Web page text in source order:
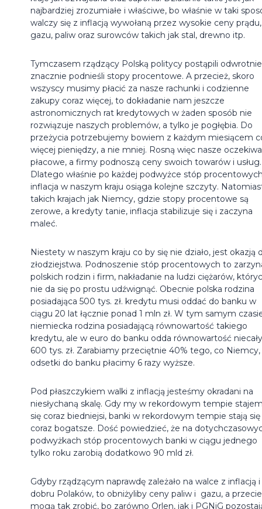
najbardziej zrozumiałe i właściwe, bo właśnie w taki
walczy się z inflacją wywołaną przez wysokie ceny prądu,
gazu, paliw oraz surowców takich jak stal, drewno itp.
Tymczasem rządzący Polską politycy postąpili
znacznie podnieśli stopy procentowe. A przecież, skoro
wszyscy musimy płacić za nasze rachunki i codzienne
zakupy coraz więcej, to dokładanie nam jeszcze
astronomicznych rat kredytowych w żaden sposób nie
rozwiązuje naszych problemów, a tylko je pogłębia. Do
przeżycia potrzebujemy bowiem z każdym miesiącem
więcej pieniędzy, a nie mniej. Rosną więc nasze
płacowe, a firmy podnoszą ceny swoich towarów i usług.
Dlatego właśnie po każdej podwyżce stóp
inflacja w naszym kraju osiąga kolejne szczyty.
takich krajach jak Niemcy, gdzie stopy procentowe są
zerowe, a kredyty tanie, inflacja stabilizuje się i zaczyna
maleć.
Niestety w naszym kraju co by się nie działo, jest okazją
złodziejstwa. Podnoszenie stóp procentowych to
polskich rodzin i firm, nakładanie na ludzi ciężarów,
nie da się po prostu udźwignąć. Obecnie polska rodzina
posiadająca 500 tys. zł. kredytu musi oddać do banku w
ciągu 20 lat łącznie ponad 1 mln zł. W tym samym
niemiecka rodzina posiadającą równowartość takiego
kredytu, ale w euro do banku odda równowartość
600 tys. zł. Zarabiamy przeciętnie 40% tego, co Niemcy,
odsetki do banku płacimy 6 razy wyższe.
Pod płaszczykiem walki z inflacją jesteśmy okradani na
niesłychaną skalę. Gdy my w rekordowym tempie
się coraz biedniejsi, banki w rekordowym tempie stają się
coraz bogatsze. Dość powiedzieć, że na
podwyżkach stóp procentowych banki w ciągu jednego
tylko roku zarobią dodatkowo 90 mld zł.
Gdyby rządzącym naprawdę zależało na walce z inflacją i
dobru Polaków, to obniżyliby ceny paliw i gazu, a
mogą tak zrobić, bo zarówno Orlen, jak i PGNiG